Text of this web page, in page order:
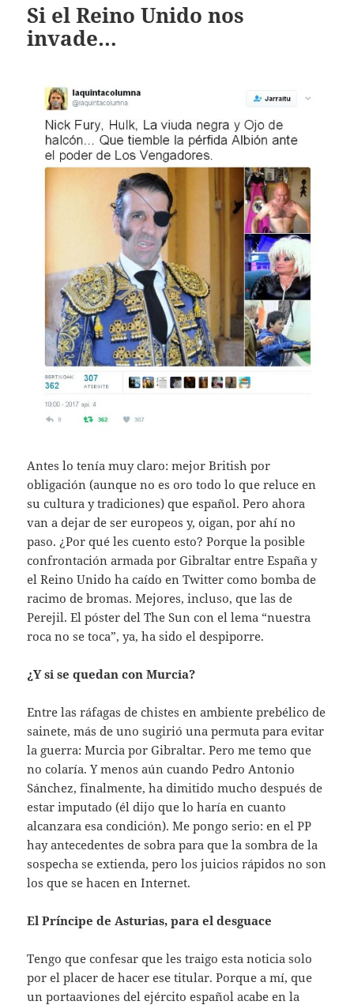
Si el Reino Unido nos
invade…
Antes lo tenía muy claro: mejor British por
obligación (aunque no es oro todo lo que reluce en
su cultura y tradiciones) que español. Pero ahora
van a dejar de ser europeos y, oigan, por ahí no
paso. ¿Por qué les cuento esto? Porque la posible
confrontación armada por Gibraltar entre España y
el Reino Unido ha caído en Twitter como bomba de
racimo de bromas. Mejores, incluso, que las de
Perejil. El póster del The Sun con el lema “nuestra
roca no se toca”, ya, ha sido el despiporre.
¿Y si se quedan con Murcia?
Entre las ráfagas de chistes en ambiente prebélico de
sainete, más de uno sugirió una permuta para evitar
la guerra: Murcia por Gibraltar. Pero me temo que
no colaría. Y menos aún cuando Pedro Antonio
Sánchez, finalmente, ha dimitido mucho después de
estar imputado (él dijo que lo haría en cuanto
alcanzara esa condición). Me pongo serio: en el PP
hay antecedentes de sobra para que la sombra de la
sospecha se extienda, pero los juicios rápidos no son
los que se hacen en Internet.
El Príncipe de Asturias, para el desguace
Tengo que confesar que les traigo esta noticia solo
por el placer de hacer ese titular. Porque a mí, que
un portaaviones del ejército español acabe en la